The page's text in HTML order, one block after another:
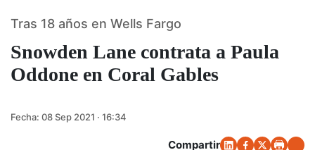
Snowden Lane contrata a Paula
Oddone en Coral Gables
Tras 18 años en Wells Fargo
Fecha: 08 Sep 2021 · 16:34
Compartir